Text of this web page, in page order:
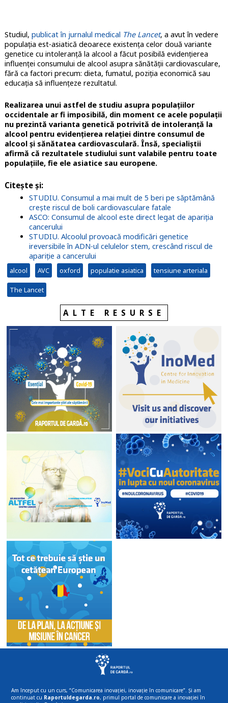
Studiul, publicat în jurnalul medical The Lancet, a avut în vedere
populația est-asiatică deoarece existența celor două variante
genetice cu intoleranță la alcool a făcut posibilă evidențierea
influenței consumului de alcool asupra sănătății cardiovasculare,
fără ca factori precum: dieta, fumatul, poziția economică sau
educația să influențeze rezultatul.
Realizarea unui astfel de studiu asupra populațiilor
occidentale ar fi imposibilă, din moment ce acele populații
nu prezintă varianta genetică potrivită de intoleranță la
alcool pentru evidențierea relației dintre consumul de
alcool și sănătatea cardiovasculară. Însă, specialiștii
afirmă că rezultatele studiului sunt valabile pentru toate
populațiile, fie ele asiatice sau europene.
Citește și:
STUDIU. Consumul a mai mult de 5 beri pe săptămână
crește riscul de boli cardiovasculare fatale
ASCO: Consumul de alcool este direct legat de apariția
cancerului
STUDIU. Alcoolul provoacă modificări genetice
ireversibile în ADN-ul celulelor stem, crescând riscul de
apariție a cancerului
alcool AVC oxford populatie asiatica tensiune arteriala
The Lancet
ALTE RESURSE
Am început cu un curs, “Comunicarea inovației, inovație în comunicare”. Și am
continuat cu Raportuldegarda.ro, primul portal de comunicare a inovației în